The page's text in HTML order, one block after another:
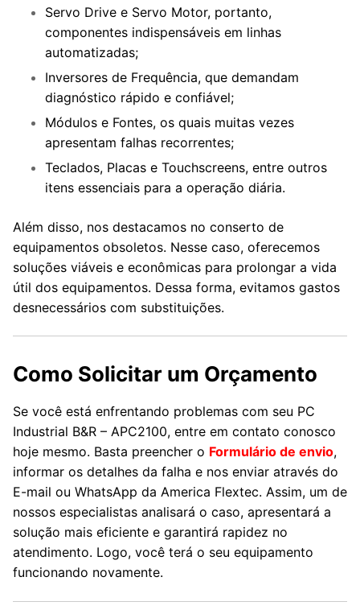
Servo Drive e Servo Motor, portanto,
componentes indispensáveis em linhas
automatizadas;
Inversores de Frequência, que demandam
diagnóstico rápido e confiável;
Módulos e Fontes, os quais muitas vezes
apresentam falhas recorrentes;
Teclados, Placas e Touchscreens, entre outros
itens essenciais para a operação diária.
Além disso, nos destacamos no conserto de
equipamentos obsoletos. Nesse caso, oferecemos
soluções viáveis e econômicas para prolongar a vida
útil dos equipamentos. Dessa forma, evitamos gastos
desnecessários com substituições.
Como Solicitar um Orçamento
Se você está enfrentando problemas com seu PC
Industrial B&R – APC2100, entre em contato conosco
hoje mesmo. Basta preencher o Formulário de envio,
informar os detalhes da falha e nos enviar através do
E-mail ou WhatsApp da America Flextec. Assim, um de
nossos especialistas analisará o caso, apresentará a
solução mais eficiente e garantirá rapidez no
atendimento. Logo, você terá o seu equipamento
funcionando novamente.